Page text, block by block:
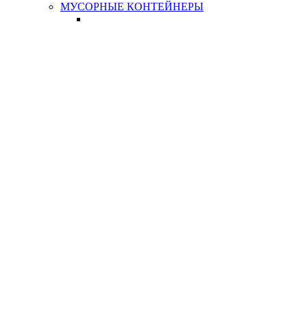
МУСОРНЫЕ КОНТЕЙНЕРЫ